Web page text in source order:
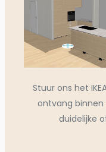
Stuur ons het
ontvang binnen
duidelijke